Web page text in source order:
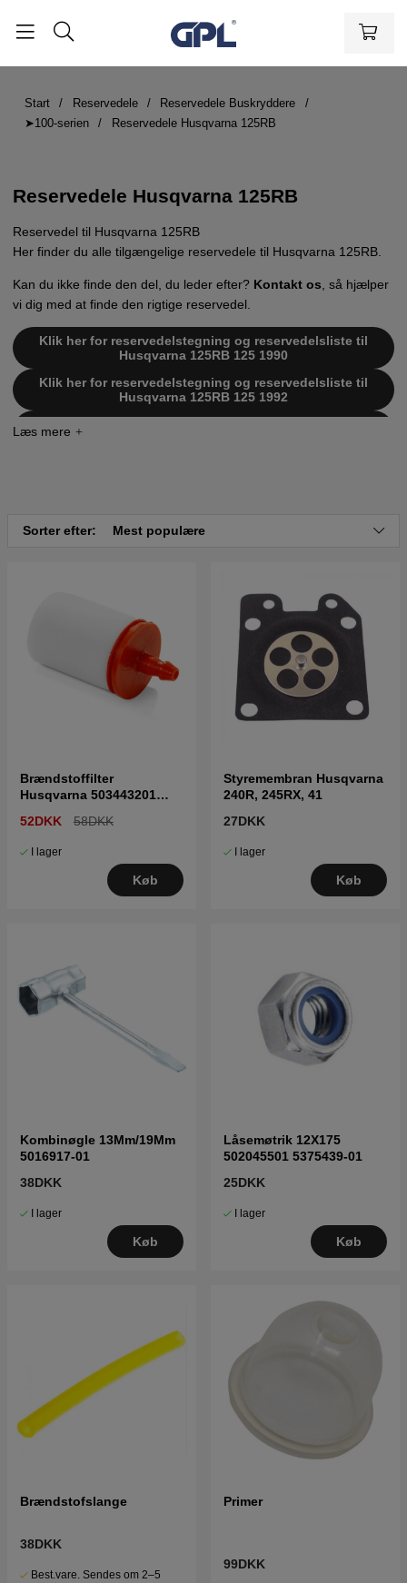
Start Reservedele
Reservedele Buskryddere
➤100-serien
Reservedele Husqvarna 125RB
Reservedele Husqvarna 125RB
Reservedel til Husqvarna 125RB
Her finder du alle tilgængelige reservedele til Husqvarna 125RB.
Kan du ikke finde den del, du leder efter? Kontakt os, så hjælper
vi dig med at finde den rigtige reservedel.
Klik her for reservedelstegning og reservedelsliste til
Husqvarna 125RB 125 1990
Klik her for reservedelstegning og reservedelsliste til
Husqvarna 125RB 125 1992
Sorter efter: Mest populære
Brændstoffilter
Husqvarna 503443201
52DKK 58DKK
I lager
Køb
Styremembran Husqvarna
240R, 245RX, 41
27DKK
I lager
Køb
Kombinøgle 13Mm/19Mm
5016917-01
38DKK
I lager
Køb
Låsemøtrik 12X175
502045501 5375439-01
25DKK
I lager
Køb
Brændstofslange
38DKK
Best.vare. Sendes om 2–5
Primer
99DKK